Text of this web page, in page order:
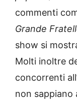
commenti
Grande
show si
Molti inoltre
concorrenti
non sappiano